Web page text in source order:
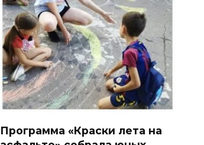
Программа «Краски лета на